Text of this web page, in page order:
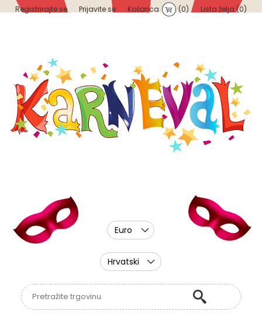
Registrirajte se Prijavite se Košarica (0) Lista želja (0)
Euro
Hrvatski